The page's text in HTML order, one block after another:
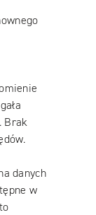
Brak
danych
w